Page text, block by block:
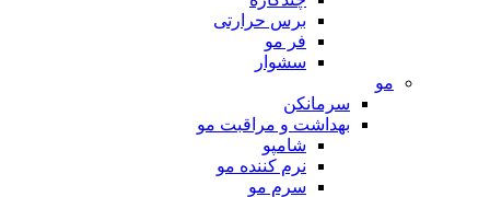
برس حرارتی
فر مو
سشوار
مو
سرمانکن
بهداشت و مراقبت مو
شامپو
نرم کننده مو
سرم مو